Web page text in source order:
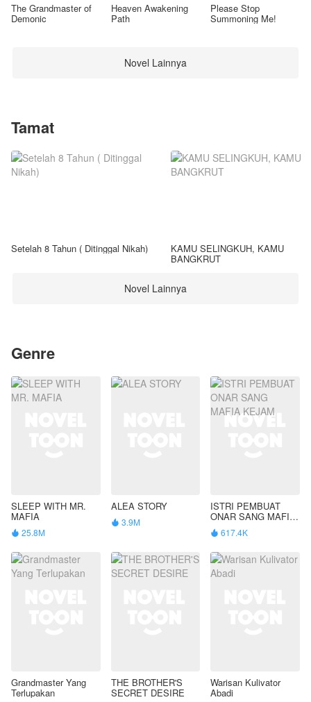
The Grandmaster of
Demonic
Heaven Awakening
Path
Please Stop
Summoning Me!
Novel Lainnya
Tamat
Setelah 8 Tahun ( Ditinggal Nikah) KAMU SELINGKUH, KAMU
BANGKRUT
Novel Lainnya
Genre
SLEEP WITH MR.
MAFIA
 25.8M
ALEA STORY
 3.9M
ISTRI PEMBUAT
ONAR SANG MAFIA
KEJAM
 617.4K
Grandmaster Yang
Terlupakan
THE BROTHER'S
SECRET DESIRE
Warisan Kulivator
Abadi